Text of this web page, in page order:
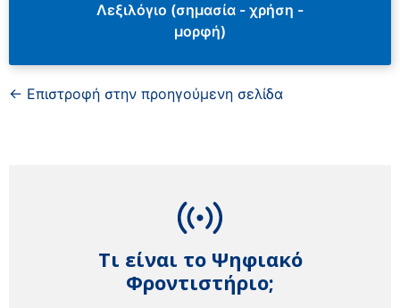
Λεξιλόγιο (σημασία - χρήση -
μορφή)
← Επιστροφή στην προηγούμενη σελίδα
Τι είναι το Ψηφιακό
Φροντιστήριο;